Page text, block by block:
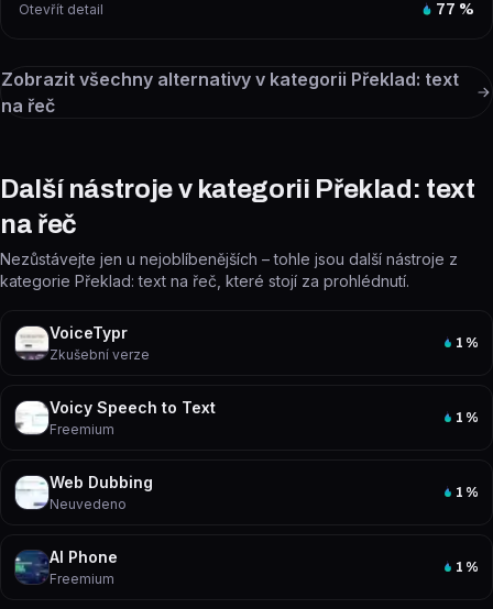
Otevřít detail 77 %
Zobrazit všechny alternativy v kategorii Překlad: text
na řeč
Další nástroje v kategorii Překlad: text
na řeč
Nezůstávejte jen u nejoblíbenějších – tohle jsou další nástroje z
kategorie Překlad: text na řeč, které stojí za prohlédnutí.
VoiceTypr
Zkušební verze
1 %
Voicy Speech to Text
Freemium
1 %
Web Dubbing
Neuvedeno
1 %
AI Phone
Freemium
1 %